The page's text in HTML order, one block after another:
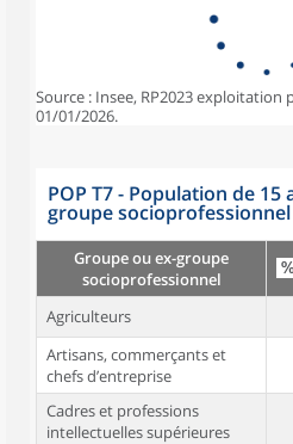
Source : Insee, RP2023 exploitation
01/01/2026.
POP T7 - Population de 15
groupe
Groupe ou ex-groupe
socioprofessionnel
Agriculteurs
Artisans, commerçants et
chefs d’entreprise
Cadres et professions
intellectuelles supérieures